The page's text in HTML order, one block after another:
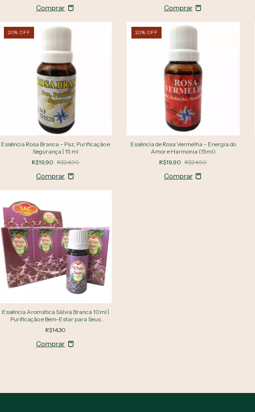
20% OFF
Essência Rosa Branca – Paz, Purificação e
Segurança | 15 ml
R$19,90 R$24,90
20% OFF
Essência de Rosa Vermelha – Energia do
Amor e Harmonia (15ml)
R$19,90 R$24,90
Essência Aromática Sálvia Branca 10ml |
Purificação e Bem-Estar para Seus
Ambientes
R$14,30